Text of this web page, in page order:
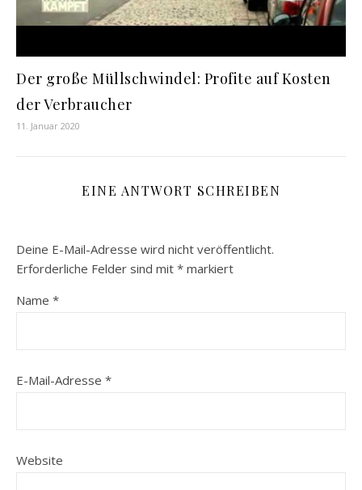
Der große Müllschwindel: Profite auf Kosten
der Verbraucher
11. Januar 2020
EINE ANTWORT SCHREIBEN
Deine E-Mail-Adresse wird nicht veröffentlicht.
Erforderliche Felder sind mit * markiert
Name *
E-Mail-Adresse *
Website